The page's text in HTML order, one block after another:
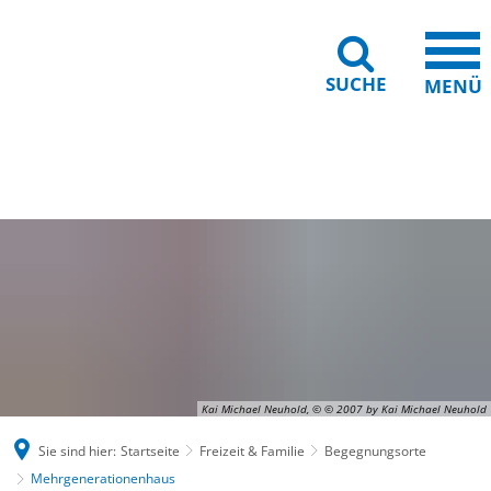
SUCHE MENÜ
Kai Michael Neuhold, © © 2007 by Kai Michael Neuhold
Sie sind hier: Startseite Freizeit & Familie
Begegnungsorte
Mehrgenerationenhaus